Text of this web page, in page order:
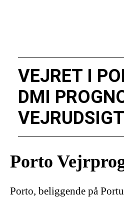
VEJRET I
DMI
Porto
Porto, beliggende på